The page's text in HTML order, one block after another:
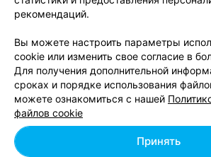
Пользовательское
Связаться по вопросам
Написать руководителю
Персональные настройки
Обработка персональных
рекомендаций.
Вы можете настроить параметры
cookie или изменить свое согласие в
Для получения дополнительной
сроках и порядке использования
можете ознакомиться с нашей
файлов cookie
Принять